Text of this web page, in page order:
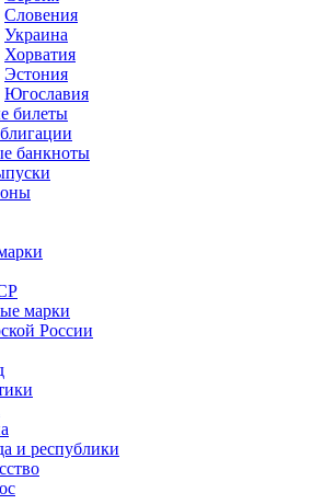
Словения
Украина
Хорватия
Эстония
Югославия
билеты
банкноты
марки
России
и республики